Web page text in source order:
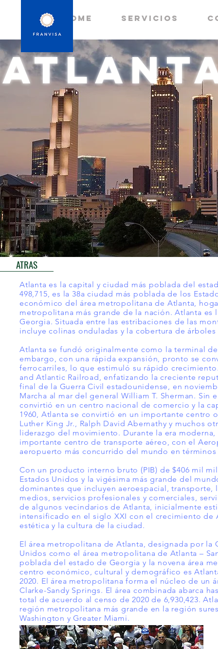
HOME Servicios
ATRAS
Atlanta es la capital y ciudad más poblada del
498,715, es la 38a ciudad más poblada de los
económico del área metropolitana de Atlanta,
metropolitana más grande de la nación. Atlanta
Georgia. Situada entre las estribaciones de las
incluye colinas onduladas y la cobertura de
Atlanta se fundó originalmente como la terminal
embargo, con una rápida expansión, pronto se
ferrocarriles, lo que estimuló su rápido
and Atlantic Railroad, enfatizando la creciente
final de la Guerra Civil estadounidense, en
Marcha al mar del general William T. Sherman.
convirtió en un centro nacional de comercio y la
1960, Atlanta se convirtió en un importante
Luther King Jr., Ralph David Abernathy y muchos
liderazgo del movimiento. Durante la era
importante centro de transporte aéreo, con el
aeropuerto más concurrido del mundo en
Con un producto interno bruto (PIB) de $406 mil
Estados Unidos y la vigésima más grande del
dominantes que incluyen aeroespacial,
medios, servicios profesionales y comerciales,
de algunos vecindarios de Atlanta, inicialmente
intensificado en el siglo XXI con el crecimiento
estética y la cultura de la ciudad.
El área metropolitana de Atlanta, designada por
Unidos como el área metropolitana de Atlanta –
poblada del estado de Georgia y la novena área
centro económico, cultural y demográfico es
2020. El área metropolitana forma el núcleo de un
Clarke-Sandy Springs. El área combinada abarca
total de acuerdo al censo de 2020 de 6,930,423.
región metropolitana más grande en la región
Washington y Greater Miami.